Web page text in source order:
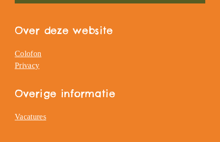
Over deze website
Colofon
Privacy
Overige informatie
Vacatures